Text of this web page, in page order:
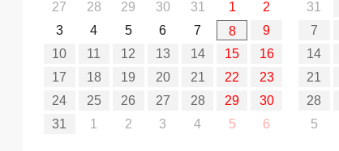
27
28 29 30 31 1
2
3
4 5 6 7 8
9
10
11 12 13 14 15
16
17
18 19 20 21 22
23
24
25 26 27 28 29
30
31
1 2 3 4 5 6
31
7
14
21
28
5